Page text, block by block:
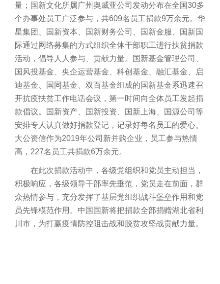
量；国新文化所属广州奥威亚公司发动分布在全国30多
个办事处员工广泛参与，共609名员工捐款9万余元。华
星集团、国新资本、国新财务公司、国新金服、国新国
际通过网络募集的方式组织全体干部职工进行扶贫捐款
活动，倡导人人参与、贡献力量。国新基金管理公司、
国风投基金、央企运营基金、科创基金、融汇基金、启
迪基金、国同基金、双百基金组成的国新基金系迅速召
开抗疫扶贫工作电话会议，第一时间向全体员工发起捐
款倡议。国新资产、国新投资、国新上海、国源公司等
安排专人认真做好捐款登记，记录好每名员工的爱心。
大公资信作为2019年公司新并购企业，员工参与热情
高，227名员工共捐款6万余元。
在此次捐款活动中，各级党组织和党员主动担当，
积极响应，各级领导干部率先垂范，党员走在前面，群
众热情参与，充分发挥了基层党组织战斗堡垒作用和党
员先锋模范作用。中国国新将把捐款全部捐赠湖北省利
川市，为打赢疫情防控阻击战和脱贫攻坚战贡献力量。